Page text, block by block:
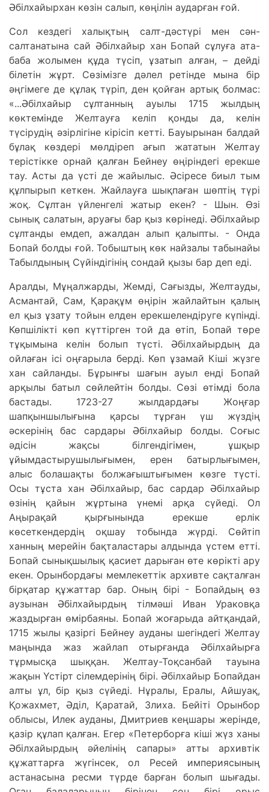
Әбілхайырхан көзін салып, көңілін аударған ғой.
Сол кездегі халықтың салт-дәстүрі мен сән-
салтанатына сай Әбілхайыр хан Бопай сұлуға ата-
баба жолымен құда түсіп, ұзатып алған, – дейді
білетін жұрт. Сөзімізге дәлел ретінде мына бір
әңгімеге де құлақ түріп, ден қойған артық болмас:
«...Әбілхайыр сұлтанның ауылы 1715 жылдың
көктемінде Желтауға келіп қонды да, келін
түсірудің әзірлігіне кірісіп кетті. Бауырынан балдай
бұлақ көздері мөлдіреп ағып жататын Желтау
терістікке орнай қалған Бейнеу өңіріндегі ерекше
тау. Асты да үсті де жайылыс. Әсіресе биыл тым
құлпырып кеткен. Жайлауға шықпаған шөптің түрі
жоқ. Сұлтан үйленгелі жатыр екен? - Шын. Өзі
сынық салатын, аруағы бар қыз көрінеді. Әбілхайыр
сұлтанды емдеп, ажалдан алып қалыпты. - Онда
Бопай болды ғой. Тобыштың көк найзалы табынайы
Табылдының Сүйіндігінің сондай қызы бар деп еді.
Аралды, Мұңалжарды, Жемді, Сағызды, Желтауды,
Асмантай, Сам, Қарақұм өңірін жайлайтын қалың
ел қыз ұзату тойын елден ерекшелендіруге күпінді.
Көпшілікті көп күттірген той да өтіп, Бопай төре
тұқымына келін болып түсті. Әбілхайырдың да
ойлаған ісі оңғарыла берді. Көп ұзамай Кіші жүзге
хан сайланды. Бұрынғы шағын ауыл енді Бопай
арқылы батыл сөйлейтін болды. Сөзі өтімді бола
бастады. 1723-27 жылдардағы Жоңғар
шапқыншылығына қарсы тұрған үш жүздің
әскерінің бас сардары Әбілхайыр болды. Соғыс
әдісін жақсы білгендігімен, ұшқыр
ұйымдастырушылығымен, ерен батырлығымен,
алыс болашақты болжағыштығымен көзге түсті.
Осы тұста хан Әбілхайыр, бас сардар Әбілхайыр
өзінің қайын жұртына үнемі арқа сүйеді. Ол
Аңырақай қырғынында ерекше ерлік
көсеткендердің оқшау тобында жүрді. Сөйтіп
ханның мерейін бақталастары алдында үстем етті.
Бопай сынықшылық қасиет дарыған өте көрікті ару
екен. Орынбордағы мемлекеттік архивте сақталған
бірқатар құжаттар бар. Оның бірі - Бопайдың өз
аузынан Әбілхайырдың тілмәші Иван Ураковқа
жаздырған өмірбаяны. Бопай жоғарыда айтқандай,
1715 жылы қазіргі Бейнеу ауданы шегіндегі Желтау
маңында жаз жайлап отырғанда Әбілхайырға
тұрмысқа шыққан. Желтау-Тоқсанбай тауына
жақын Үстірт сілемдерінің бірі. Әбілхайыр Бопайдан
алты ұл, бір қыз сүйеді. Нұралы, Ералы, Айшуақ,
Қожахмет, Әділ, Қаратай, Злиха. Бейіті Орынбор
облысы, Илек ауданы, Дмитриев кеңшары жерінде,
қазір құлап қалған. Егер «Петерборға кіші жүз ханы
Әбілхайырдың әйелінің сапары» атты архивтік
құжаттарға жүгінсек, ол Ресей империясының
астанасына ресми түрде барған болып шығады.